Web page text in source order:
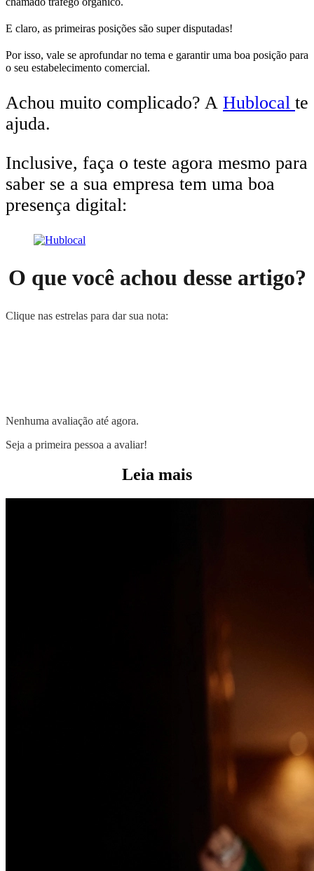
E claro, as primeiras posições são super disputadas!
Por isso, vale se aprofundar no tema e garantir uma boa posição para
o seu estabelecimento comercial.
Achou muito complicado? A Hublocal te
ajuda.
Inclusive, faça o teste agora mesmo para
saber se a sua empresa tem uma boa
presença digital:
O que você achou desse artigo?
Clique nas estrelas para dar sua nota:
Nenhuma avaliação até agora.
Seja a primeira pessoa a avaliar!
Leia mais